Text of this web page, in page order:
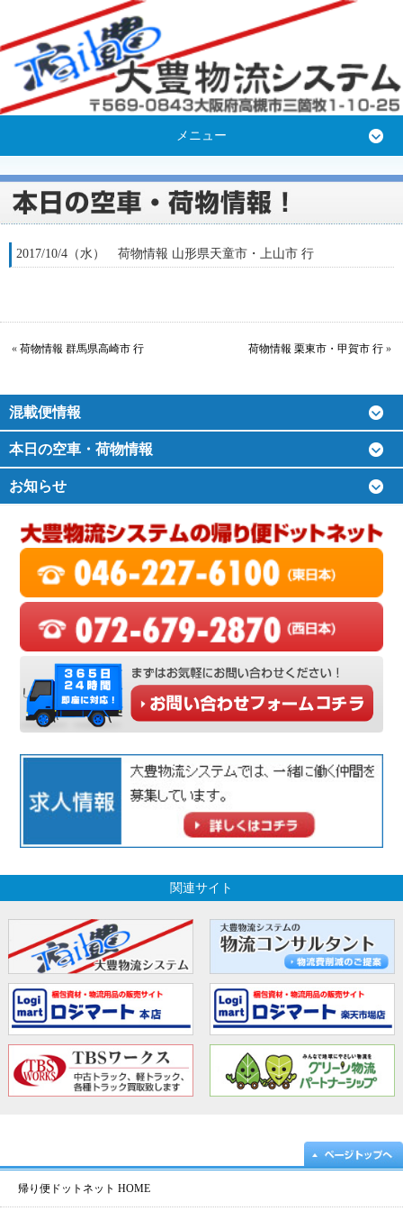
メニュー
2017/10/4（水） 荷物情報 山形県天童市・上山市 行
« 荷物情報 群馬県高崎市 行 荷物情報 栗東市・甲賀市 行 »
混載便情報
本日の空車・荷物情報
お知らせ
関連サイト
帰り便ドットネット HOME